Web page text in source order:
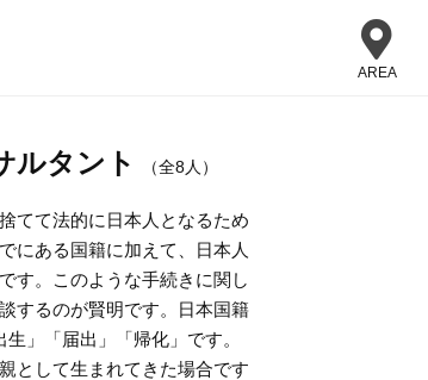
AREA
ルタント （全8人）
てて法的に日本人となるため
にある国籍に加えて、日本人
す。このような手続きに関し
するのが賢明です。日本国籍
」「届出」「帰化」です。
として生まれてきた場合です